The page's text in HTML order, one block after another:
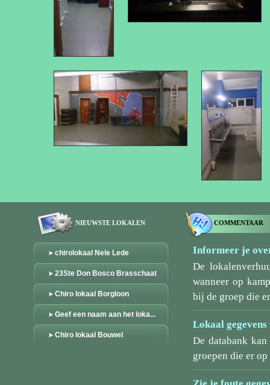
NIEUWSTE LOKALEN
chirolokaal Nele Lede
23Ste Don Bosco Brasschaat
Chiro lokaal Borgloon
Geef een naam aan het loka...
Chiro lokaal Bouwel
COMMENTAAR
Informeer je
De
wanneer op
bij de groep die
Lokaal
De databank
groepen die er